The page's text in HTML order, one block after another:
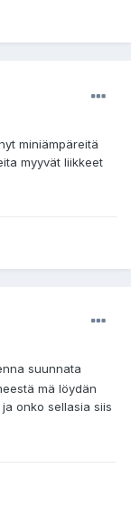
miniämpäreitä
myyvät liikkeet
suunnata
mä löydän
onko sellasia siis